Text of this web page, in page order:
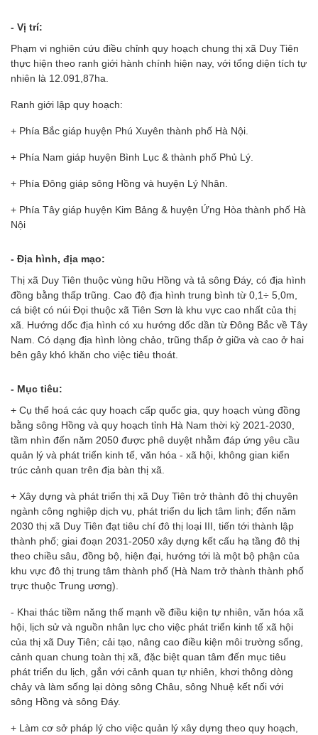
- Vị trí:
Phạm vi nghiên cứu điều chỉnh quy hoạch chung thị xã Duy Tiên
thực hiện theo ranh giới hành chính hiện nay, với tổng diện tích tự
nhiên là 12.091,87ha.
Ranh giới lập quy hoạch:
+ Phía Bắc giáp huyện Phú Xuyên thành phố Hà Nội.
+ Phía Nam giáp huyện Bình Lục & thành phố Phủ Lý.
+ Phía Đông giáp sông Hồng và huyện Lý Nhân.
+ Phía Tây giáp huyện Kim Bảng & huyện Ứng Hòa thành phố Hà
Nội
- Địa hình, địa mạo:
Thị xã Duy Tiên thuộc vùng hữu Hồng và tả sông Đáy, có địa hình
đồng bằng thấp trũng. Cao độ địa hình trung bình từ 0,1÷ 5,0m,
cá biệt có núi Đọi thuộc xã Tiên Sơn là khu vực cao nhất của thị
xã. Hướng dốc địa hình có xu hướng dốc dần từ Đông Bắc về Tây
Nam. Có dạng địa hình lòng chảo, trũng thấp ở giữa và cao ở hai
bên gây khó khăn cho việc tiêu thoát.
- Mục tiêu:
+ Cụ thể hoá các quy hoạch cấp quốc gia, quy hoạch vùng đồng
bằng sông Hồng và quy hoạch tỉnh Hà Nam thời kỳ 2021-2030,
tầm nhìn đến năm 2050 được phê duyệt nhằm đáp ứng yêu cầu
quản lý và phát triển kinh tế, văn hóa - xã hội, không gian kiến
trúc cảnh quan trên địa bàn thị xã.
+ Xây dựng và phát triển thị xã Duy Tiên trở thành đô thị chuyên
ngành công nghiệp dịch vụ, phát triển du lịch tâm linh; đến năm
2030 thị xã Duy Tiên đạt tiêu chí đô thị loại III, tiến tới thành lập
thành phố; giai đoạn 2031-2050 xây dựng kết cấu hạ tầng đô thị
theo chiều sâu, đồng bộ, hiện đại, hướng tới là một bộ phận của
khu vực đô thị trung tâm thành phố (Hà Nam trở thành thành phố
trực thuộc Trung ương).
- Khai thác tiềm năng thế mạnh về điều kiện tự nhiên, văn hóa xã
hội, lịch sử và nguồn nhân lực cho việc phát triển kinh tế xã hội
của thị xã Duy Tiên; cải tạo, nâng cao điều kiện môi trường sống,
cảnh quan chung toàn thị xã, đặc biệt quan tâm đến mục tiêu
phát triển du lịch, gắn với cảnh quan tự nhiên, khơi thông dòng
chảy và làm sống lại dòng sông Châu, sông Nhuệ kết nối với
sông Hồng và sông Đáy.
+ Làm cơ sở pháp lý cho việc quản lý xây dựng theo quy hoạch,